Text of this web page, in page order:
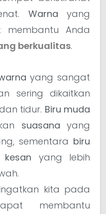
Warna yang
membantu Anda
berkualitas.
yang sangat
sering dikaitkan
tidur. Biru muda
suasana yang
sementara biru
kesan yang lebih
kita pada
membantu